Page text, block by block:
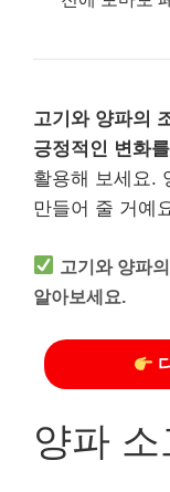
고기와 양파의
긍정적인 변화
활용해 보세요.
만들어 줄 거예
고기와 양파
알아보세요.
양파